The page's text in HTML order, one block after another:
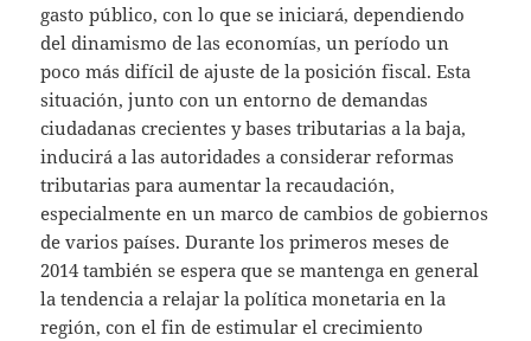
gasto público, con lo que se iniciará, dependiendo
del dinamismo de las economías, un período un
poco más difícil de ajuste de la posición fiscal. Esta
situación, junto con un entorno de demandas
ciudadanas crecientes y bases tributarias a la baja,
inducirá a las autoridades a considerar reformas
tributarias para aumentar la recaudación,
especialmente en un marco de cambios de gobiernos
de varios países. Durante los primeros meses de
2014 también se espera que se mantenga en general
la tendencia a relajar la política monetaria en la
región, con el fin de estimular el crecimiento